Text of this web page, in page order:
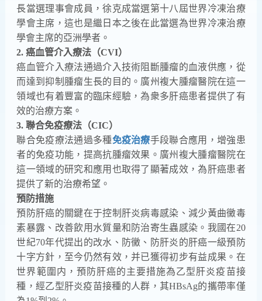
長當選理事會成員，徐克成當選第十八屆世界冷凍治療
學會主席，這也是繼日本之後在此當選為世界冷凍治療
學會主席的亞洲學者。
2. 癌血管介入療法（CVI）
癌血管介入療法通過介入技術阻斷腫瘤的血液供應，從
而達到抑制腫瘤生長的目的。廣州複大腫瘤醫院在這一
領域也有着豐富的臨床經驗，為衆多肝癌患者提供了有
效的治療方案。
3. 聯合免疫療法（CIC）
聯合免疫療法通過多種免疫治療手段聯合應用，增強患
者的免疫功能，提高抗腫瘤效果。廣州複大腫瘤醫院在
這一領域的研究和應用也取得了顯著成效，為肝癌患者
提供了新的治療希望。
預防措施
預防肝癌的關鍵在于控制肝炎病毒感染、減少黃曲黴毒
素暴露、改善飲用水質量和防治寄生蟲感染。我國在20
世紀70年代提出的改水、防黴、防肝炎的肝癌一級預防
十字方針，至今仍然有效，并已獲得初步有益成果。在
世界範圍内，預防肝癌的主要措施為乙型肝炎疫苗接
種，經乙型肝炎疫苗接種的人群，其HBsAg的攜帶率僅